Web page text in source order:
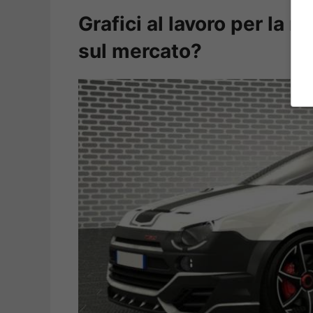
Grafici al lavoro per la
sul mercato?